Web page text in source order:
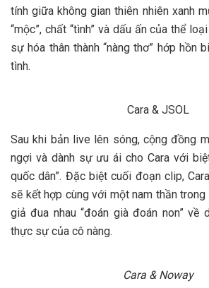
tính giữa không gian thiên nhiên xanh
“mộc”, chất “tình” và dấu ấn của thể
sự hóa thân thành “nàng thơ” hớp hồn
tình.
Cara & JSOL
Sau khi bản live lên sóng, cộng đồng
ngợi và dành sự ưu ái cho Cara với
quốc dân”. Đặc biệt cuối đoạn clip,
sẽ kết hợp cùng với một nam thần
giả đua nhau “đoán già đoán non” về
thực sự của cô nàng.
Cara & Noway